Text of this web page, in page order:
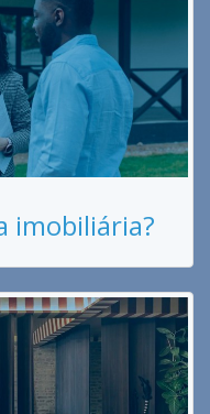
imobiliária?